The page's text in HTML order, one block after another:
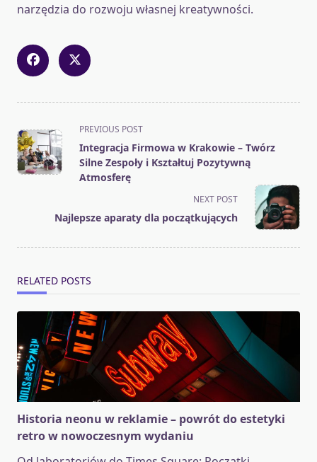
narzędzia do rozwoju własnej kreatywności.
<span
class="nav-
subtitle
screen-
text">Page</span>
PREVIOUS POST
Integracja Firmowa w Krakowie – Twórz
Silne Zespoły i Kształtuj Pozytywną
Atmosferę
NEXT POST
Najlepsze aparaty dla początkujących
RELATED POSTS
Historia neonu w reklamie – powrót do estetyki
retro w nowoczesnym wydaniu